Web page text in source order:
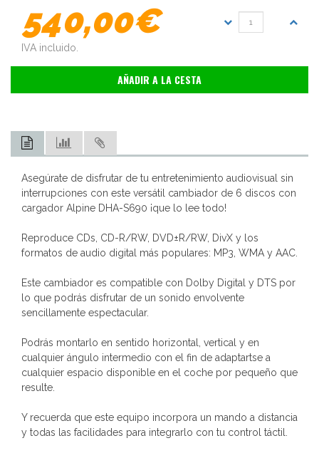
540,00€
IVA incluido.
AÑADIR A LA CESTA
Asegúrate de disfrutar de tu entretenimiento audiovisual sin
interrupciones con este versátil cambiador de 6 discos con
cargador Alpine DHA-S690 ¡que lo lee todo!
Reproduce CDs, CD-R/RW, DVD±R/RW, DivX y los
formatos de audio digital más populares: MP3, WMA y AAC.
Este cambiador es compatible con Dolby Digital y DTS por
lo que podrás disfrutar de un sonido envolvente
sencillamente espectacular.
Podrás montarlo en sentido horizontal, vertical y en
cualquier ángulo intermedio con el fin de adaptartse a
cualquier espacio disponible en el coche por pequeño que
resulte.
Y recuerda que este equipo incorpora un mando a distancia
y todas las facilidades para integrarlo con tu control táctil.